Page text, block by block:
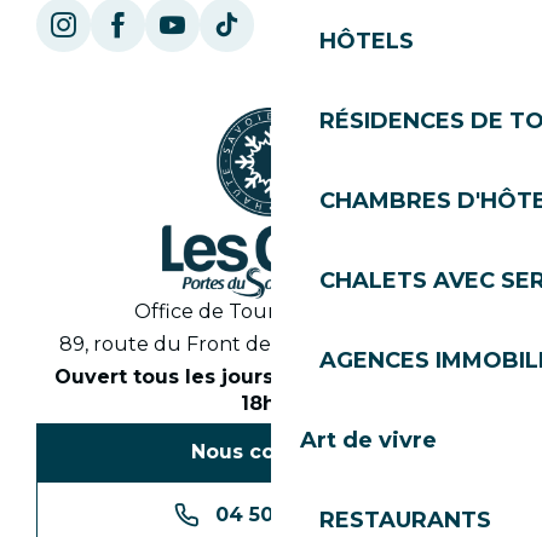
HÔTELS
RÉSIDENCES DE
CHAMBRES
CHALETS AVEC
AGENCES
Art de vivre
RESTAURANTS
Office de Tourisme des Gets
89, route du Front de Neige 74260 Les Gets
Ouvert tous les jours en saison de 8h30 à
18h30
Nous contacter
04 50 74 74 74